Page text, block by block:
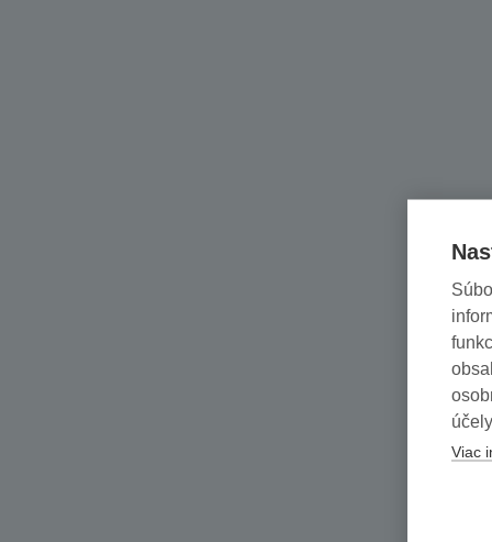
Viac